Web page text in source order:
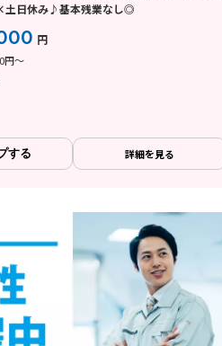
土日休み♪基本残業なし◎
円
円～
する 詳細を見る